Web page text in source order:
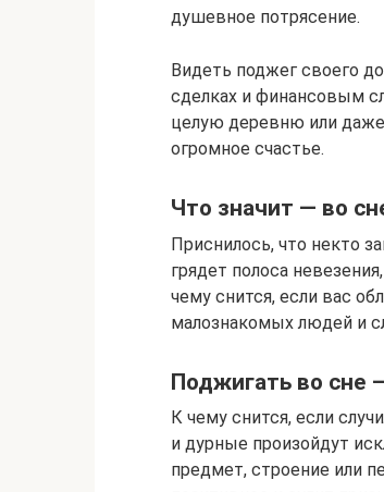
душевное потрясение.
Видеть поджег своего
сделках и финансовым
целую деревню или
огромное счастье.
Что значит — во
Приснилось, что некто
грядет полоса
чему снится, если вас
малознакомых людей и
Поджигать во сне
К чему снится, если
и дурные произойдут
предмет, строение или